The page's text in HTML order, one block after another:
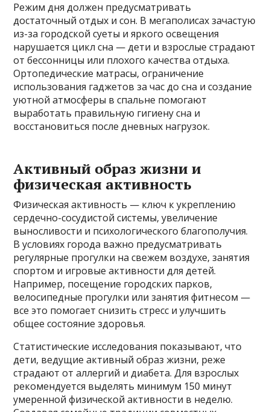
Режим дня должен предусматривать
достаточный отдых и сон. В мегаполисах зачастую
из-за городской суеты и яркого освещения
нарушается цикл сна — дети и взрослые страдают
от бессонницы или плохого качества отдыха.
Ортопедические матрасы, ограничение
использования гаджетов за час до сна и создание
уютной атмосферы в спальне помогают
выработать правильную гигиену сна и
восстановиться после дневных нагрузок.
Активный образ жизни и
физическая активность
Физическая активность — ключ к укреплению
сердечно-сосудистой системы, увеличение
выносливости и психологического благополучия.
В условиях города важно предусматривать
регулярные прогулки на свежем воздухе, занятия
спортом и игровые активности для детей.
Например, посещение городских парков,
велосипедные прогулки или занятия фитнесом —
все это помогает снизить стресс и улучшить
общее состояние здоровья.
Статистические исследования показывают, что
дети, ведущие активный образ жизни, реже
страдают от аллергий и диабета. Для взрослых
рекомендуется выделять минимум 150 минут
умеренной физической активности в неделю.